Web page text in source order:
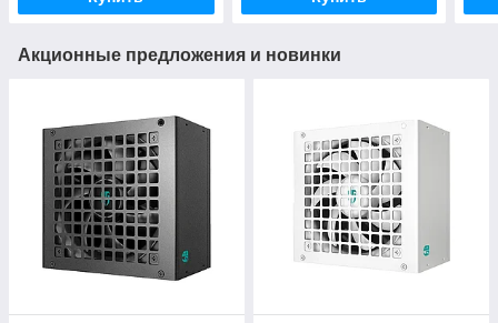
Акционные предложения и новинки